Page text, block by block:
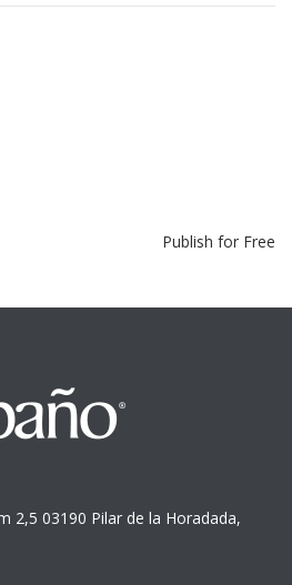
Publish for Free
2,5 03190 Pilar de la Horadada,